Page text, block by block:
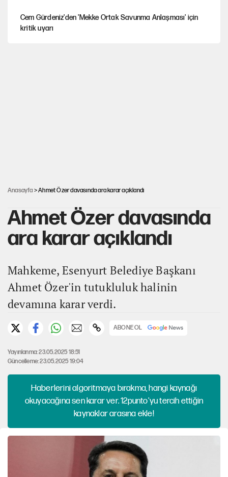
Cem Gürdeniz'den 'Mekke Ortak Savunma Anlaşması' için
kritik uyarı
Anasayfa > Ahmet Özer davasında ara karar açıklandı
Ahmet Özer davasında
ara karar açıklandı
Mahkeme, Esenyurt Belediye Başkanı
Ahmet Özer'in tutukluluk halinin
devamına karar verdi.
ABONE OL
Yayınlanma: 23.05.2025 18:51
Güncelleme: 23.05.2025 19:04
Haberlerini algoritmaya bırakma, hangi kaynağı
okuyacağına sen karar ver. 12punto'yu tercih ettiğin
kaynaklar arasına ekle!